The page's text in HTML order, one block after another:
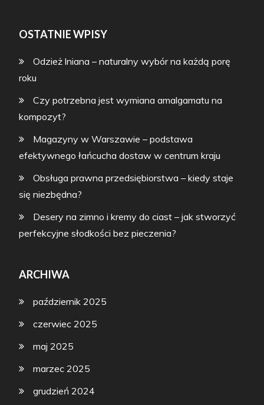
OSTATNIE WPISY
Odzież lniana – naturalny wybór na każdą porę
roku
Czy potrzebna jest wymiana amalgamatu na
kompozyt?
Magazyny w Warszawie – podstawa
efektywnego łańcucha dostaw w centrum kraju
Obsługa prawna przedsiębiorstwa – kiedy staje
się niezbędna?
Desery na zimno i kremy do ciast – jak stworzyć
perfekcyjne słodkości bez pieczenia?
ARCHIWA
październik 2025
czerwiec 2025
maj 2025
marzec 2025
grudzień 2024